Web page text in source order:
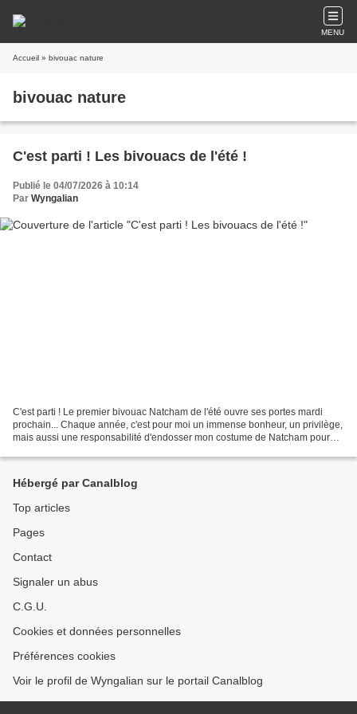
MENU
Accueil » bivouac nature
bivouac nature
C'est parti ! Les bivouacs de l'été !
Publié le 04/07/2026 à 10:14
Par Wyngalian
C'est parti ! Le premier bivouac Natcham de l'été ouvre ses portes mardi
prochain... Chaque année, c'est pour moi un immense bonheur, un privilège,
mais aussi une responsabilité d'endosser mon costume de Natcham pour
Hébergé par Canalblog
Top articles
Pages
Contact
Signaler un abus
C.G.U.
Cookies et données personnelles
Préférences cookies
Voir le profil de Wyngalian sur le portail Canalblog